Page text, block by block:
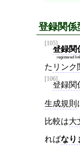
登録関係
[105]
登録関
registered
た リンク
[106]
登録関
生成規則
比較は大
ればなり